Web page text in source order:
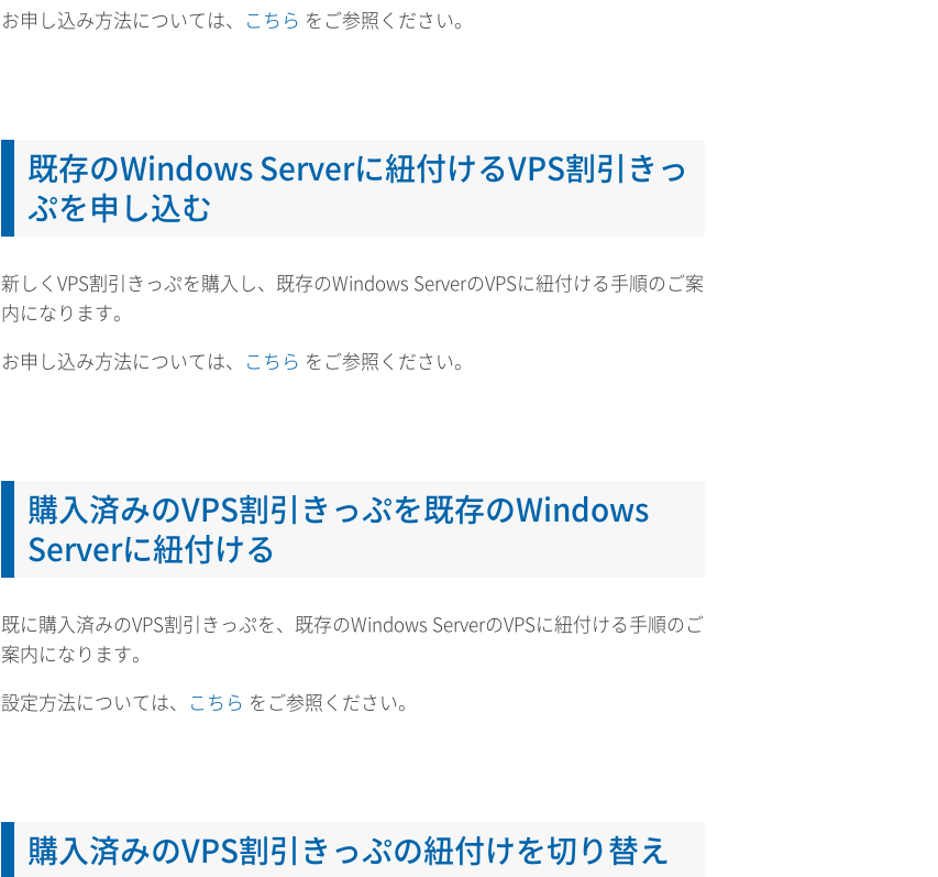
お申し込み方法については、
こちら をご参照ください。
既存のWindows Serverに紐付けるVPS割引きっ
ぷを申し込む
新しくVPS割引きっぷを購入し、既存のWindows ServerのVPSに紐付ける手順のご案
内になります。
お申し込み方法については、
こちら をご参照ください。
購入済みのVPS割引きっぷを既存のWindows
Serverに紐付ける
既に購入済みのVPS割引きっぷを、既存のWindows ServerのVPSに紐付ける手順のご
案内になります。
設定方法については、
こちら をご参照ください。
購入済みのVPS割引きっぷの紐付けを切り替え